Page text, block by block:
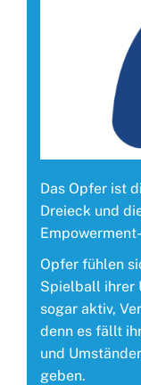
Das Opfer ist
Dreieck und
Opfer fühlen
Spielball ihrer
sogar aktiv,
denn es fällt
und
geben.